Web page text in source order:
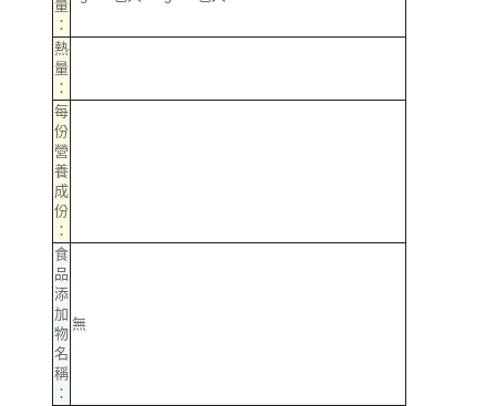
量
：
熱
量
：
每
份
營
養
成
份
：
食
品
添
加
物
名
稱
：
無